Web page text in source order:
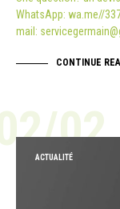
WhatsApp: wa.me//
mail:
CONTINUE
02
ACTUALITÉ